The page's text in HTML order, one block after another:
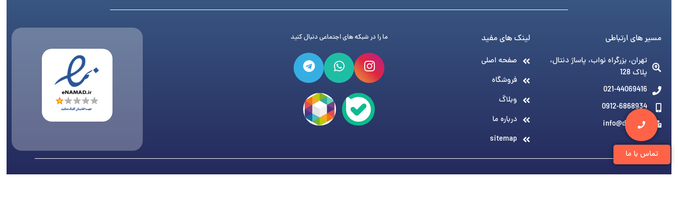
تماس با ما
مسیر های ارتباطی
تهران، بزرگراه نواب، پاساژ دنتال،
پلاک 128
021-44069416
0912-6868934
info@denti.ir
لینک های مفید
صفحه اصلی
فروشگاه
وبلاگ
درباره ما
sitemap
ما را در شبکه های اجتماعی دنبال کنید